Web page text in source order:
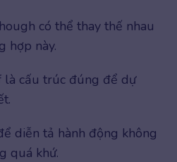
có thể thay thế nhau
hợp này.
là cấu trúc đúng để dự
diễn tả hành động không
quá khứ.